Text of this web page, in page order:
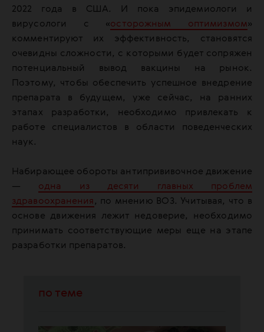
2022 года в США. И пока эпидемиологи и
вирусологи с «осторожным оптимизмом»
комментируют их эффективность, становятся
очевидны сложности, с которыми будет сопряжен
потенциальный вывод вакцины на рынок.
Поэтому, чтобы обеспечить успешное внедрение
препарата в будущем, уже сейчас, на ранних
этапах разработки, необходимо привлекать к
работе специалистов в области поведенческих
наук.
Набирающее обороты антипрививочное движение
— одна из десяти главных проблем
здравоохранения , по мнению ВОЗ. Учитывая, что в
основе движения лежит недоверие, необходимо
принимать соответствующие меры еще на этапе
разработки препаратов.
по теме